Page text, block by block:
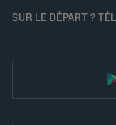
SUR LE DÉPART ?